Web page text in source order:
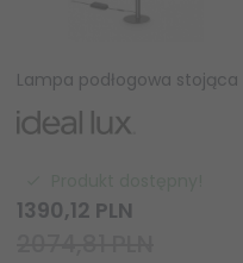
1390,12 PLN